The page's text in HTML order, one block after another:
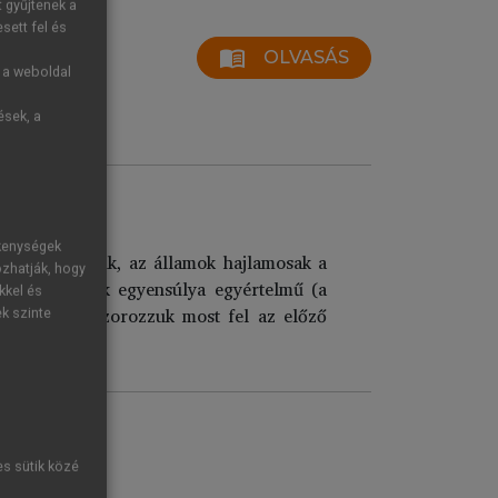
menu_book OLVASÁS
az államok hajlamosak a
a játék egyensúlya egyértelmű (a
is. Szorozzuk most fel az előző
a
fel és
weboldal
a
hogy
és
szinte
sütik közé